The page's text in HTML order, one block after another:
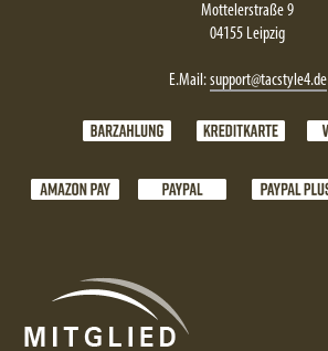
Mottelerstraße 9
04155 Leipzig
E.Mail:support@tacstyle4.de